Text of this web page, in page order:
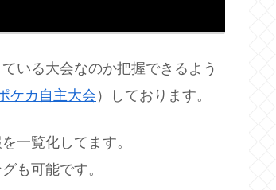
いる大会なのか把握できるよう
ケカ自主大会 ）しております。
一覧化してます。
も可能です。